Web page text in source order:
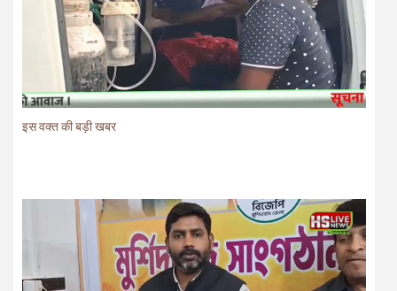
इस वक्त की बड़ी खबर